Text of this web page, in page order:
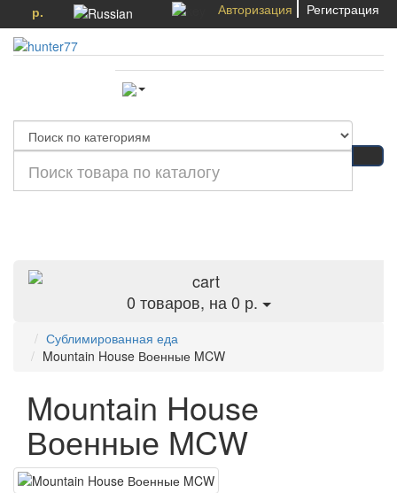
р. Авторизация Регистрация
0 товаров, на 0 р.
Сублимированная еда
Mountain House Военные MCW
Mountain House
Военные MCW